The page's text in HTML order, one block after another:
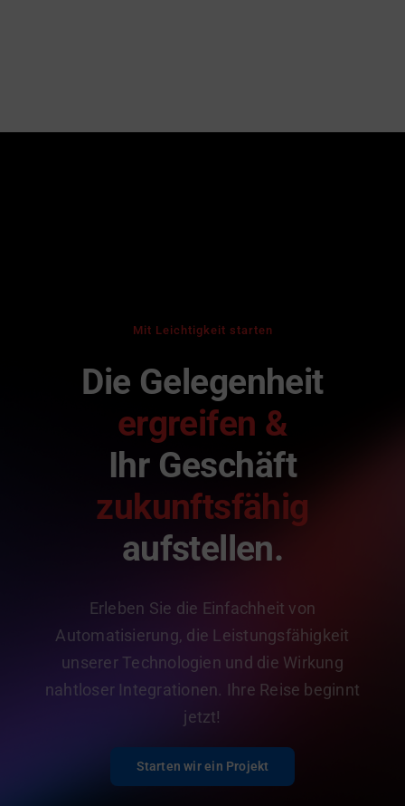
Mit Leichtigkeit starten
Die Gelegenheit
ergreifen &
Ihr Geschäft
zukunftsfähig
aufstellen.
Erleben Sie die Einfachheit von
Automatisierung, die Leistungsfähigkeit
unserer Technologien und die Wirkung
nahtloser Integrationen. Ihre Reise beginnt
jetzt!
Starten wir ein Projekt